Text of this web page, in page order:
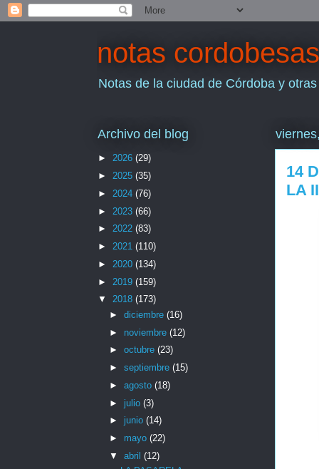
notas cordobesas
Notas de la ciudad de Córdoba y
14
LA
Archivo del blog
► 2026 (29)
► 2025 (35)
► 2024 (76)
► 2023 (66)
► 2022 (83)
► 2021 (110)
► 2020 (134)
► 2019 (159)
▼ 2018 (173)
► diciembre (16)
► noviembre (12)
► octubre (23)
► septiembre (15)
► agosto (18)
► julio (3)
► junio (14)
► mayo (22)
▼ abril (12)